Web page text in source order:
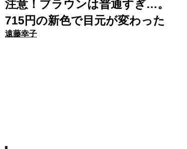
注意！ブラウンは普通すぎ…。
715円の新色で目元が変わった
遠藤幸子